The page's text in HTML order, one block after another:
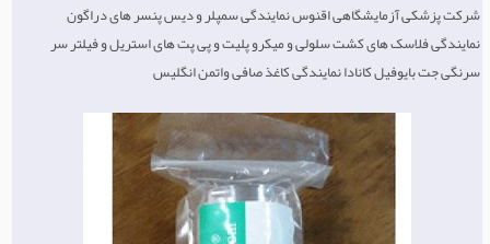
شرکت پزشکی آزمایشگاهی اقنوس نمایندگی سمپلر و دیس پنسر های دراگون
نمایندگی فلاسک های کشت سلولی و میکرو پلیت و پی پت های استریل و فیلتر سر
سرنگی جت بایوفیل کانادا نمایندگی کاغذ صافی واتمن انگلیس